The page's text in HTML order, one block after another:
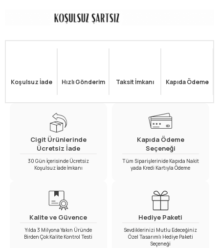
Koşulsuz İade Hızlı Gönderim Taksit İmkanı Kapıda Ödeme
Cigit Ürünlerinde
Ücretsiz İade
30 Gün İçerisinde Ücretsiz
Koşulsuz İade İmkanı
Kapıda Ödeme
Seçeneği
Tüm Siparişlerinide Kapıda Nakit
yada Kredi Kartıyla Ödeme
Kalite ve Güvence
Yılda 3 Milyona Yakın Üründe
Birden Çok Kalite Kontrol Testi
Hediye Paketi
Sevdiklerinizi Mutlu Edeceğiniz
Özel Tasarımlı Hediye Paketi
Seçeneği